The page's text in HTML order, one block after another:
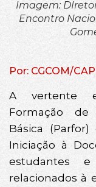
Imagem:
Encontro
Por: CGCOM/
A vertente
Formação de
Básica
Iniciação à
estudantes
relacionados à